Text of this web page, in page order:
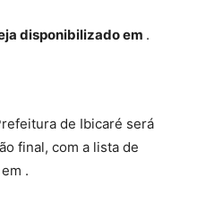
disponibilizado em .
de Ibicaré será
final, com a lista de
.